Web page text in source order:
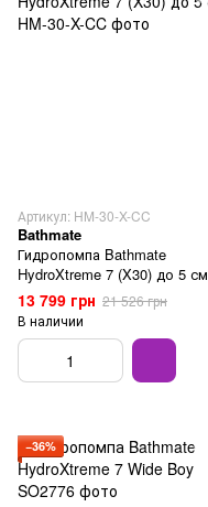
Артикул: HM-30-X-CC
Bathmate
Гидропомпа Bathmate
HydroXtreme 7 (X30) до 5 см
13 799 грн 21 526 грн
В наличии
−36%